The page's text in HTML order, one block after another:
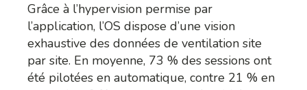
Grâce à l’hypervision permise par
l’application, l’OS dispose d’une vision
exhaustive des données de ventilation site
par site. En moyenne, 73 % des sessions ont
été pilotées en automatique, contre 21 % en